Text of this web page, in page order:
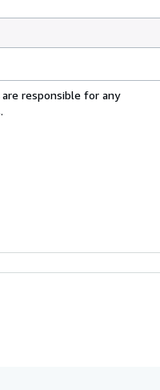
responsible for any